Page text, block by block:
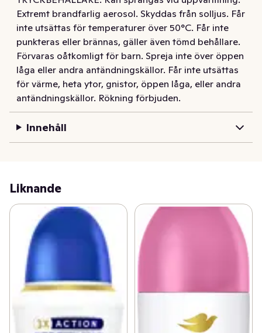
Så här gör du för att uppleva den fräscha doften av
granatäpple och citronverbena: håll den antiperspiranta
deodoranten ca 15 cm från huden och spraya i en till två
sekunder på varje armhåla.
Dove 72h Advanced Pomegranate levereras i en 100%
återvinningsbar metallburk som är tillverkad av 25%
återvinningsbart, så att du kan ta hand om både din hud
Extremt brandfarlig aerosol. Skyddas från solljus. Får
inte utsättas för temperaturer över 50°C. Får inte
punkteras eller brännas, gäller även tömd behållare.
Förvaras oåtkomligt för barn. Spreja inte över öppen
låga eller andra antändningskällor. Får inte utsättas
för värme, heta ytor, gnistor, öppen låga, eller andra
antändningskällor. Rökning förbjuden.
Innehåll
Liknande